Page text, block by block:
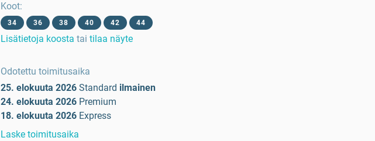
Koot:
34 36 38 40 42 44
Lisätietoja koosta tai tilaa näyte
Odotettu toimitusaika
25. elokuuta 2026 Standard ilmainen
24. elokuuta 2026 Premium
18. elokuuta 2026 Express
Laske toimitusaika